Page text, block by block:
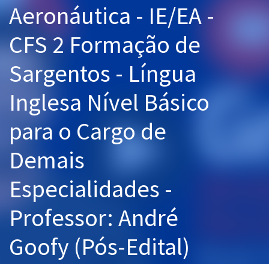
Cursos 20% OFF
Pós
Graduação
OAB
Questões grátis
Aprovados
Atendimento
Aeronáutica - IE/EA -
CFS 2 Formação de
Sargentos - Língua
Inglesa Nível Básico
para o Cargo de
Demais
Especialidades -
Professor: André
Goofy (Pós-Edital)